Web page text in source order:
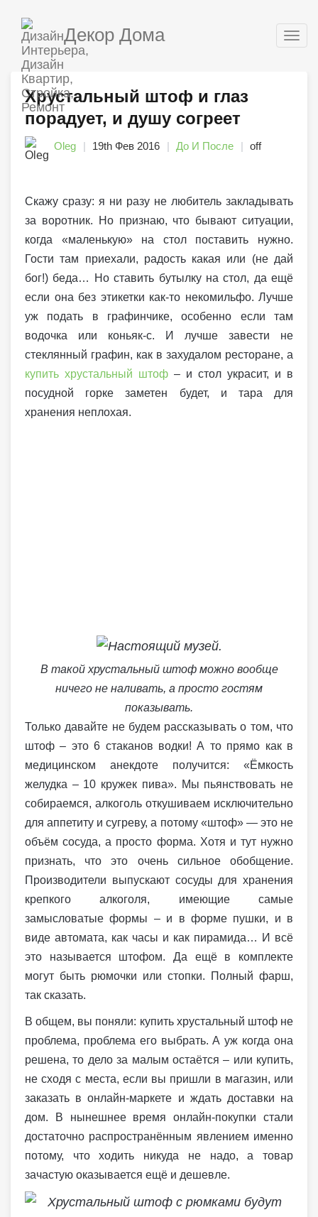
Декор Дома
Хрустальный штоф и глаз
порадует, и душу согреет
Oleg 19th Фев 2016 До И После off
Скажу сразу: я ни разу не любитель закладывать
за воротник. Но признаю, что бывают ситуации,
когда «маленькую» на стол поставить нужно.
Гости там приехали, радость какая или (не дай
бог!) беда… Но ставить бутылку на стол, да ещё
если она без этикетки как-то некомильфо. Лучше
уж подать в графинчике, особенно если там
водочка или коньяк-с. И лучше завести не
стеклянный графин, как в захудалом ресторане, а
купить хрустальный штоф – и стол украсит, и в
посудной горке заметен будет, и тара для
хранения неплохая.
В такой хрустальный штоф можно вообще
ничего не наливать, а просто гостям
показывать.
Только давайте не будем рассказывать о том, что
штоф – это 6 стаканов водки! А то прямо как в
медицинском анекдоте получится: «Ёмкость
желудка – 10 кружек пива». Мы пьянствовать не
собираемся, алкоголь откушиваем исключительно
для аппетиту и сугреву, а потому «штоф» — это не
объём сосуда, а просто форма. Хотя и тут нужно
признать, что это очень сильное обобщение.
Производители выпускают сосуды для хранения
крепкого алкоголя, имеющие самые
замысловатые формы – и в форме пушки, и в
виде автомата, как часы и как пирамида… И всё
это называется штофом. Да ещё в комплекте
могут быть рюмочки или стопки. Полный фарш,
так сказать.
В общем, вы поняли: купить хрустальный штоф не
проблема, проблема его выбрать. А уж когда она
решена, то дело за малым остаётся – или купить,
не сходя с места, если вы пришли в магазин, или
заказать в онлайн-маркете и ждать доставки на
дом. В нынешнее время онлайн-покупки стали
достаточно распространённым явлением именно
потому, что ходить никуда не надо, а товар
зачастую оказывается ещё и дешевле.